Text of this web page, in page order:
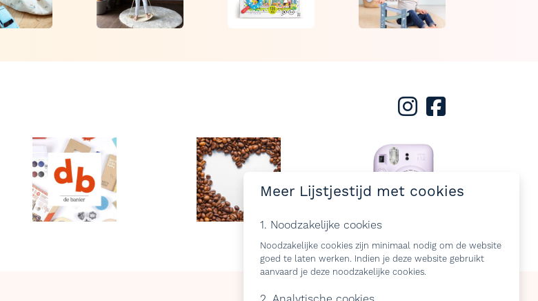
Meer Lijstjestijd met cookies
1. Noodzakelijke cookies
Noodzakelijke cookies zijn minimaal nodig om de website
goed te laten werken. Indien je deze website gebruikt
aanvaard je deze noodzakelijke cookies.